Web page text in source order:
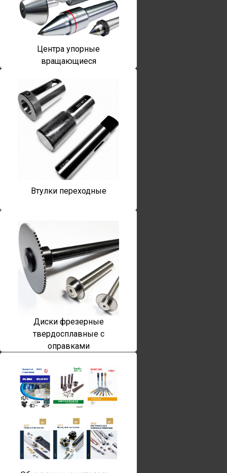
Центра упорные
вращающиеся
Втулки переходные
Диски фрезерные
твердосплавные с
оправками